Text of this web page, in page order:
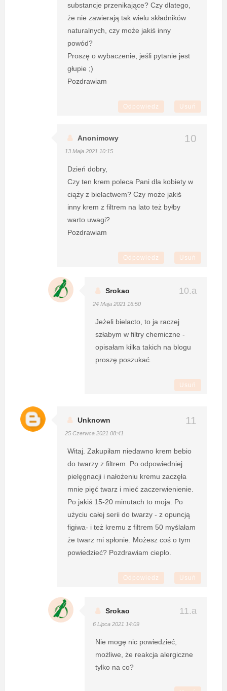
substancje przenikające? Czy dlatego,
że nie zawierają tak wielu składników
naturalnych, czy może jakiś inny
powód?
Proszę o wybaczenie, jeśli pytanie jest
głupie ;)
Pozdrawiam
Odpowiedz Usuń
Anonimowy
13 Maja 2021 10:15
Dzień dobry,
Czy ten krem poleca Pani dla kobiety w
ciąży z bielactwem? Czy może jakiś
inny krem z filtrem na lato też byłby
warto uwagi?
Pozdrawiam
Odpowiedz Usuń
Srokao
24 Maja 2021 16:50
Jeżeli bielacto, to ja raczej
szłabym w filtry chemiczne -
opisałam kilka takich na blogu
proszę poszukać.
Usuń
Unknown
25 Czerwca 2021 08:41
Witaj. Zakupiłam niedawno krem bebio
do twarzy z filtrem. Po odpowiedniej
pielęgnacji i nałożeniu kremu zaczęła
mnie pięć twarz i mieć zaczerwienienie.
Po jakiś 15-20 minutach to moja. Po
użyciu całej serii do twarzy - z opuncją
figiwa- i też kremu z filtrem 50 myślałam
że twarz mi spłonie. Możesz coś o tym
powiedzieć? Pozdrawiam ciepło.
Odpowiedz Usuń
Srokao
6 Lipca 2021 14:09
Nie mogę nic powiedzieć,
możliwe, że reakcja alergiczne
tylko na co?